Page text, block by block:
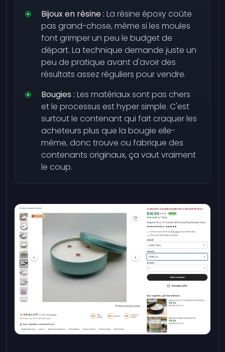
Bijoux en résine : La résine époxy coûte
pas grand-chose, même si les moules
font grimper un peu le budget de
départ. La technique demande juste un
peu de pratique avant d'avoir des
résultats assez réguliers pour vendre.
Bougies : Les matériaux sont pas chers
et le processus est hyper simple. C'est
surtout le contenant qui fait craquer les
acheteurs plus que la bougie elle-
même, donc trouve ou fabrique des
contenants originaux, ça vaut vraiment
le coup.